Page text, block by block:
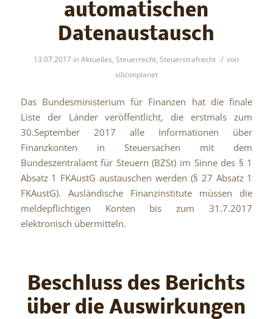
automatischen
Datenaustausch
13.07.2017 inAktuelles,Steuerrecht,Steuerstrafrecht / von
siliconplanet
Das Bundesministerium für Finanzen hat die finale
Liste der Länder veröffentlicht, die erstmals zum
30.September 2017 alle Informationen über
Finanzkonten in Steuersachen mit dem
Bundeszentralamt für Steuern (BZSt) im Sinne des § 1
Absatz 1 FKAustG austauschen werden (§ 27 Absatz 1
FKAustG). Ausländische Finanzinstitute müssen die
meldepflichtigen Konten bis zum 31.7.2017
elektronisch übermitteln.
Beschluss des Berichts
über die Aus­wir­kun­gen